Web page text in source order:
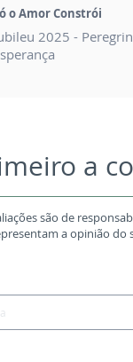
o Amor Constrói
2025 -
a
são de
a opinião do